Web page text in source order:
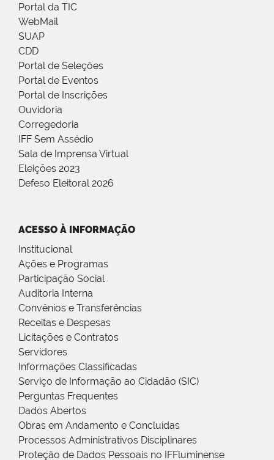
Portal da TIC
WebMail
SUAP
CDD
Portal de Seleções
Portal de Eventos
Portal de Inscrições
Ouvidoria
Corregedoria
IFF Sem Assédio
Sala de Imprensa Virtual
Eleições 2023
Defeso Eleitoral 2026
ACESSO À INFORMAÇÃO
Institucional
Ações e Programas
Participação Social
Auditoria Interna
Convênios e Transferências
Receitas e Despesas
Licitações e Contratos
Servidores
Informações Classificadas
Serviço de Informação ao Cidadão (SIC)
Perguntas Frequentes
Dados Abertos
Obras em Andamento e Concluídas
Processos Administrativos Disciplinares
Proteção de Dados Pessoais no IFFluminense